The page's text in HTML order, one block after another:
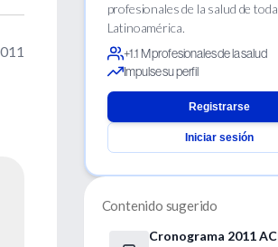
profesionales de la salud de toda
Latinoamérica.
+1.1 M profesionales de la salud
Impulse su perfil
Registrarse
Iniciar sesión
Contenido sugerido
Cronograma 2011